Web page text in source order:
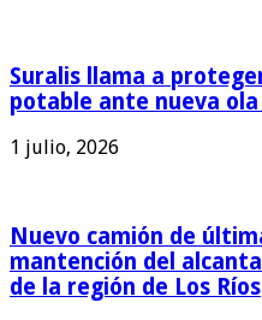
Suralis llama a
potable ante nueva
1 julio, 2026
Nuevo camión de
mantención del
de la región de Los Ríos